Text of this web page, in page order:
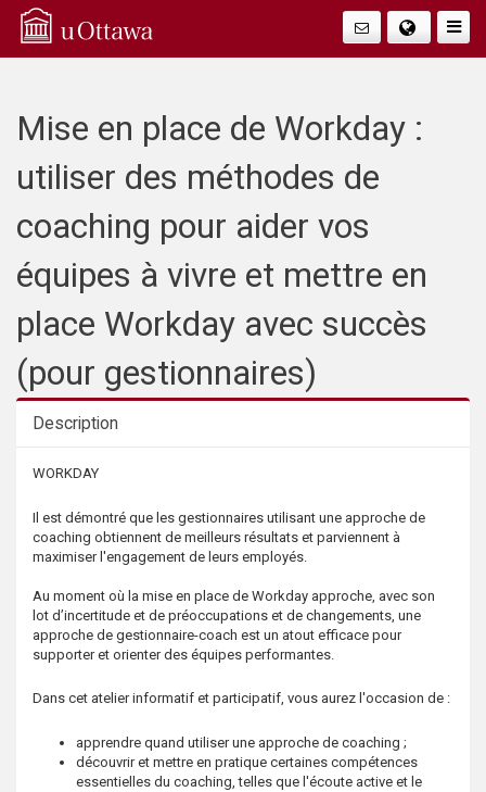
Q
A
Mise en place de Workday :
utiliser des méthodes de
coaching pour aider vos
équipes à vivre et mettre en
place Workday avec succès
(pour gestionnaires)
Description
Description
WORKDAY
Il est démontré que les gestionnaires utilisant une approche de
coaching obtiennent de meilleurs résultats et parviennent à
maximiser l'engagement de leurs employés.
Au moment où la mise en place de Workday approche, avec son
lot d’incertitude et de préoccupations et de changements, une
approche de gestionnaire-coach est un atout efficace pour
supporter et orienter des équipes performantes.
Dans cet atelier informatif et participatif, vous aurez l'occasion de :
apprendre quand utiliser une approche de coaching ;
découvrir et mettre en pratique certaines compétences
essentielles du coaching, telles que l'écoute active et le